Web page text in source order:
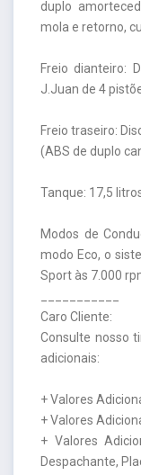
duplo
mola e retorno,
Freio dianteiro:
J.Juan de 4
Freio traseiro:
(ABS de duplo
Tanque: 17,5
Modos de
modo Eco, o
Sport às 7.000
Caro Cliente:
Consulte nosso
adicionais:
+ Valores
+ Valores
+ Valores
Despachante,